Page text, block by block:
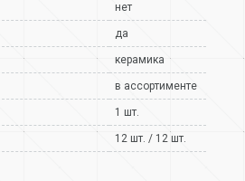
нет
да
керамика
в ассортименте
1 шт.
12 шт. / 12 шт.